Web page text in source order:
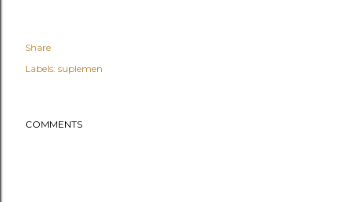
Share
Labels: suplemen
COMMENTS